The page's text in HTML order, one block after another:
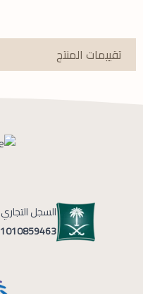
تقييمات المنتج
السجل التجاري
1010859463